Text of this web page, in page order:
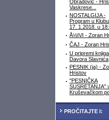
Obradović -
Vaskrese...
· NOSTALGIJA -
Program u Klubu
17. 1.2018. u
· Å½IVI - Zoran
· ČAJ - Zoran
· U pripremi knjiga
Davora Slavnića
· PESNIK (ja) -
Hristov
· "PESNIČKA
SUSRETANJA"
Kruševačkom
PROČITAJTE I: